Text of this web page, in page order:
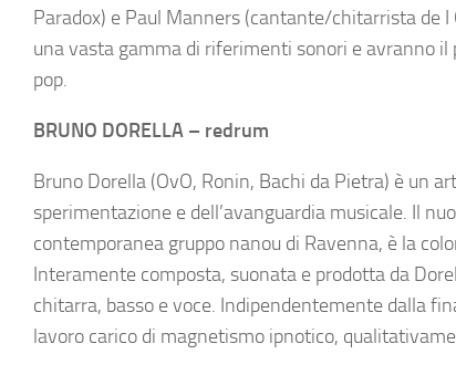
Paradox) e Paul Manners (cantante/chitarrista de
una vasta gamma di riferimenti sonori e avranno
pop.
BRUNO DORELLA – redrum
Bruno Dorella (OvO, Ronin, Bachi da Pietra) è un
sperimentazione e dell’avanguardia musicale. Il
contemporanea gruppo nanou di Ravenna, è la
Interamente composta, suonata e prodotta da
chitarra, basso e voce. Indipendentemente dalla
lavoro carico di magnetismo ipnotico,